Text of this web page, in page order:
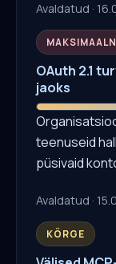
Avaldatud ·
OAuth 2.1
jaoks
teenuseid
püsivaid
Avaldatud ·
KÕRGE